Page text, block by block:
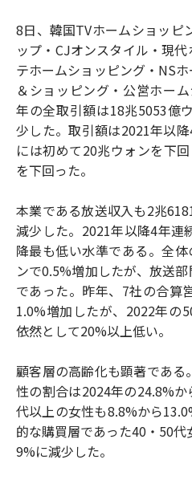
8日、韓国TVホームショッピ
ップ・CJオンスタイル・現
テホームショッピング・NS
＆ショッピング・公営ホー
年の全取引額は18兆5053億
少した。取引額は2021年以
には初めて20兆ウォンを下
を下回った。
本業である放送収入も2兆
減少した。2021年以降4年連
降最も低い水準である。全
ンで0.5%増加したが、放送
であった。昨年、7社の合算
1.0%増加したが、2022年の
依然として20%以上低い。
顧客層の高齢化も顕著であ
性の割合は2024年の24.8%
代以上の女性も8.8%から
的な購買層であった40・50
9%に減少した。